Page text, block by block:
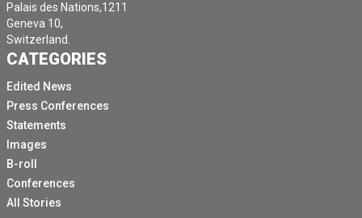
Palais des Nations,1211
Geneva 10,
Switzerland.
CATEGORIES
Edited News
Press Conferences
Statements
Images
B-roll
Conferences
All Stories